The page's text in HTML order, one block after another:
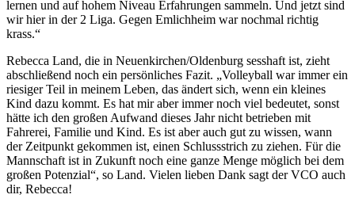
lernen und auf hohem Niveau Erfahrungen sammeln. Und jetzt sind
wir hier in der 2 Liga. Gegen Emlichheim war nochmal richtig
krass.“
Rebecca Land, die in Neuenkirchen/Oldenburg sesshaft ist, zieht
abschließend noch ein persönliches Fazit. „Volleyball war immer ein
riesiger Teil in meinem Leben, das ändert sich, wenn ein kleines
Kind dazu kommt. Es hat mir aber immer noch viel bedeutet, sonst
hätte ich den großen Aufwand dieses Jahr nicht betrieben mit
Fahrerei, Familie und Kind. Es ist aber auch gut zu wissen, wann
der Zeitpunkt gekommen ist, einen Schlussstrich zu ziehen. Für die
Mannschaft ist in Zukunft noch eine ganze Menge möglich bei dem
großen Potenzial“, so Land. Vielen lieben Dank sagt der VCO auch
dir, Rebecca!